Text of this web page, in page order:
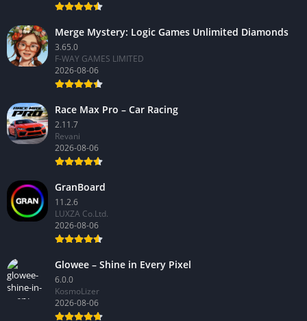
Merge Mystery: Logic Games Unlimited Diamonds
3.65.0
F-WAY GAMES LIMITED
2026-08-06
Race Max Pro – Car Racing
2.11.7
Revani
2026-08-06
GranBoard
11.2.6
LUXZA Co.Ltd.
2026-08-06
Glowee – Shine in Every Pixel
6.0.0
KosmoLizer
2026-08-06